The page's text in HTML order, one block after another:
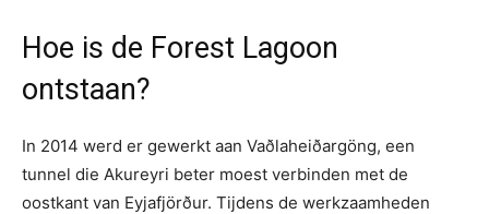
Hoe is de Forest Lagoon
ontstaan?
In 2014 werd er gewerkt aan Vaðlaheiðargöng, een
tunnel die Akureyri beter moest verbinden met de
oostkant van Eyjafjörður. Tijdens de werkzaamheden